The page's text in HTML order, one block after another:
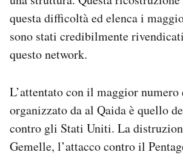
questa difficoltà ed elenca i
sono stati credibilmente
questo network.
L’attentato con il maggior
organizzato da al Qaida è quello
contro gli Stati Uniti. La
Gemelle, l’attacco contro il